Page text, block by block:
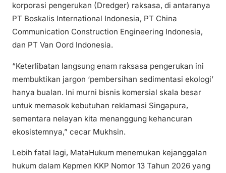
korporasi pengerukan (Dredger) raksasa, di antaranya
PT Boskalis International Indonesia, PT China
Communication Construction Engineering Indonesia,
dan PT Van Oord Indonesia.
“Keterlibatan langsung enam raksasa pengerukan ini
membuktikan jargon ‘pembersihan sedimentasi ekologi’
hanya bualan. Ini murni bisnis komersial skala besar
untuk memasok kebutuhan reklamasi Singapura,
sementara nelayan kita menanggung kehancuran
ekosistemnya,” cecar Mukhsin.
Lebih fatal lagi, MataHukum menemukan kejanggalan
hukum dalam Kepmen KKP Nomor 13 Tahun 2026 yang